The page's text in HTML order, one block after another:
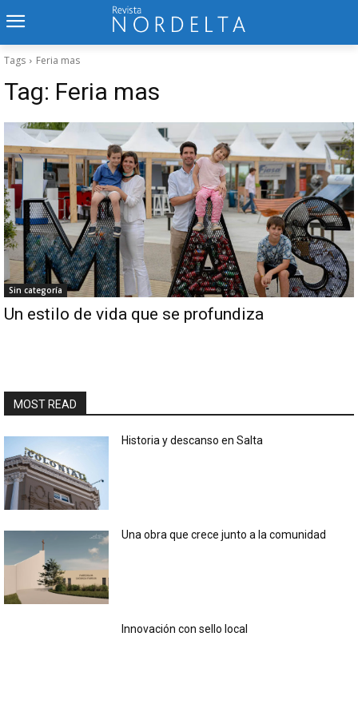
Tags Feria mas
Tag: Feria mas
Sin categoría
Un estilo de vida que se profundiza
MOST READ
Historia y descanso en Salta
Una obra que crece junto a la comunidad
Innovación con sello local